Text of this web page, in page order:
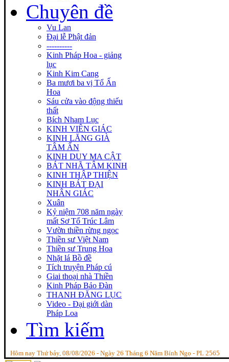
Chuyên đề
Vu Lan
Đại lễ Phật đản
----------
Kinh Pháp Hoa - giảng
lục
Kinh Kim Cang
Ba mươi ba vị Tổ Ấn
Hoa
Sáu cửa vào động thiếu
thất
Bích Nham Lục
KINH VIÊN GIÁC
KINH LĂNG GIÀ
TÂM ẤN
KINH DUY MA CẬT
BÁT NHÃ TÂM KINH
KINH THẬP THIỆN
KINH BÁT ĐẠI
NHÂN GIÁC
Xuân
Kỷ niệm 708 năm ngày
mất Sơ Tổ Trúc Lâm
Vườn thiền rừng ngọc
Thiền sư Việt Nam
Thiền sư Trung Hoa
Nhặt lá Bồ đề
Tích truyện Pháp cú
Giai thoại nhà Thiền
Kinh Pháp Bảo Đàn
THANH ĐĂNG LỤC
Video - Đại giới dàn
Pháp Loa
Tìm kiếm
Hôm nay Thứ bảy, 08/08/2026 - Ngày 26 Tháng 6 Năm Bính Ngọ - PL 2565